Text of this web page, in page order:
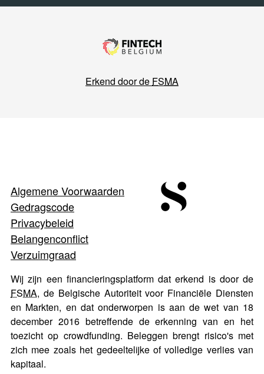
Erkend door de FSMA
Algemene Voorwaarden
Gedragscode
Privacybeleid
Belangenconflict
Verzuimgraad
Wij zijn een financieringsplatform dat erkend is door de
FSMA, de Belgische Autoriteit voor Financiële Diensten
en Markten, en dat onderworpen is aan de wet van 18
december 2016 betreffende de erkenning van en het
toezicht op crowdfunding. Beleggen brengt risico's met
zich mee zoals het gedeeltelijke of volledige verlies van
kapitaal.